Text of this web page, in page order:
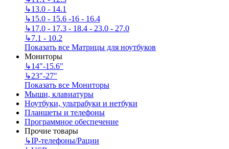
↳13.0 - 14.1
↳15.0 - 15.6 -16 - 16.4
↳17.0 - 17.3 - 18.4 - 23.0 - 27.0
↳7.1 - 10.2
Показать все Матрицы для ноутбуков
Мониторы
↳14"-15.6"
↳23"-27"
Показать все Мониторы
Мыши, клавиатуры
Ноутбуки, ультрабуки и нетбуки
Планшеты и телефоны
Программное обеспечение
Прочие товары
↳IP‑телефоны/Рации